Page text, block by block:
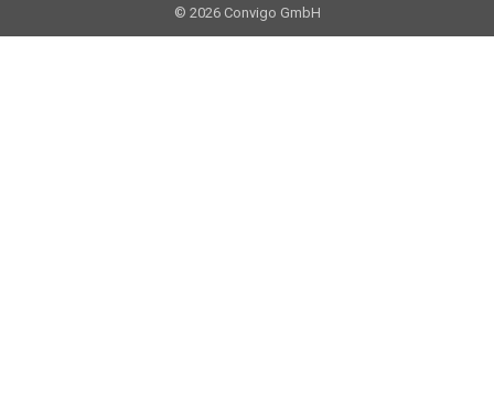
© 2026 Convigo GmbH